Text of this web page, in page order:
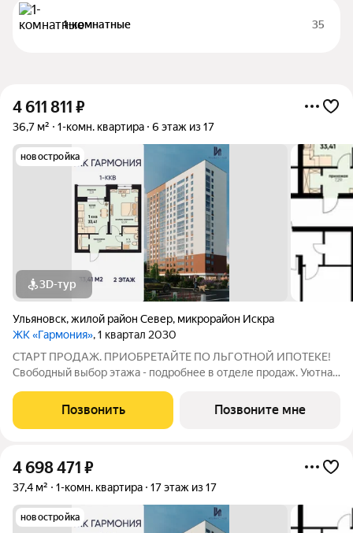
1-комнатные 35
4 611 811 ₽
36,7 м² 1-комн. квартира 6 этаж из 17
новостройка
3D-тур
Ульяновск,жилой район Север, микрорайон Искра
ЖК «Гармония», 1 квартал 2030
СТАРТ ПРОДАЖ. ПРИОБРЕТАЙТЕ ПО ЛЬГОТНОЙ ИПОТЕКЕ!
Свободный выбор этажа - подробнее в отделе продаж. Уютная
тех, кто ценит комфорт и функциональность: продуманная
Позвонить Позвоните мне
4 698 471 ₽
37,4 м² 1-комн. квартира 17 этаж из 17
новостройка